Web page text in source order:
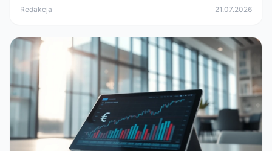
Redakcja 21.07.2026